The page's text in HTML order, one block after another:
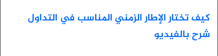
كيف تختار الإطار الزمني المناسب في التداول
شرح بالفيديو